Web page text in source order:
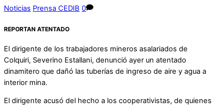
Noticias Prensa CEDIB 0
REPORTAN ATENTADO
El dirigente de los trabajadores mineros asalariados de
Colquiri, Severino Estallani, denunció ayer un atentado
dinamitero que dañó las tuberías de ingreso de aire y agua a
interior mina.
El dirigente acusó del hecho a los cooperativistas, de quienes